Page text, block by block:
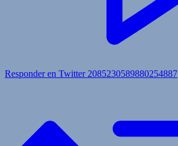
Responder en Twitter 2085230589880254887